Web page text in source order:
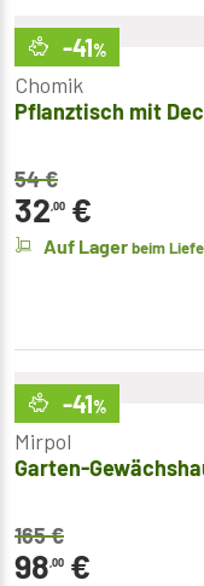
-41%
Chomik
Pflanztisch mit
54€
32,00 €
Auf Lagerbeim
-41%
Mirpol
Garten-
165€
98,00 €